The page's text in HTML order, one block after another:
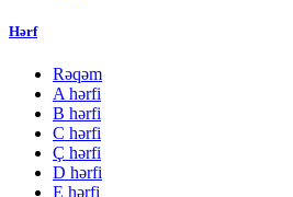
Hərf
Rəqəm
A hərfi
B hərfi
C hərfi
Ç hərfi
D hərfi
E hərfi